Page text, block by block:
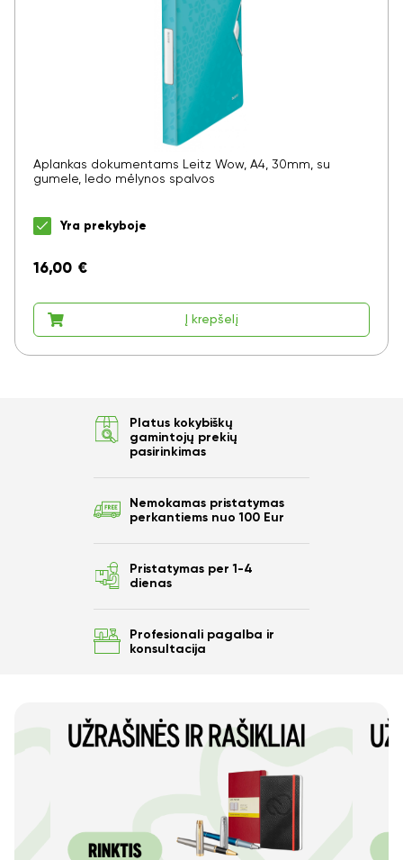
Aplankas dokumentams Leitz Wow, A4, 30mm, su
gumele, ledo mėlynos spalvos
Yra prekyboje
16,00 €
Į krepšelį
Platus kokybiškų
gamintojų prekių
pasirinkimas
Nemokamas pristatymas
perkantiems nuo 100 Eur
Pristatymas per 1-4
dienas
Profesionali pagalba ir
konsultacija